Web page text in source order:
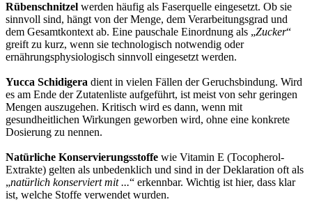
Rübenschnitzel werden häufig als Faserquelle eingesetzt. Ob sie
sinnvoll sind, hängt von der Menge, dem Verarbeitungsgrad und
dem Gesamtkontext ab. Eine pauschale Einordnung als „Zucker“
greift zu kurz, wenn sie technologisch notwendig oder
ernährungsphysiologisch sinnvoll eingesetzt werden.
Yucca Schidigera dient in vielen Fällen der Geruchsbindung. Wird
es am Ende der Zutatenliste aufgeführt, ist meist von sehr geringen
Mengen auszugehen. Kritisch wird es dann, wenn mit
gesundheitlichen Wirkungen geworben wird, ohne eine konkrete
Dosierung zu nennen.
Natürliche Konservierungsstoffe wie Vitamin E (Tocopherol-
Extrakte) gelten als unbedenklich und sind in der Deklaration oft als
„natürlich konserviert mit ...“ erkennbar. Wichtig ist hier, dass klar
ist, welche Stoffe verwendet wurden.